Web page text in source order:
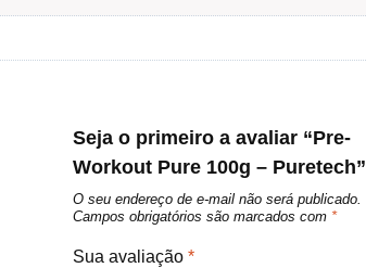
Seja o primeiro a avaliar “Pre-
Workout Pure 100g – Puretech”
O seu endereço de e-mail não será publicado.
Campos obrigatórios são marcados com *
Sua avaliação*